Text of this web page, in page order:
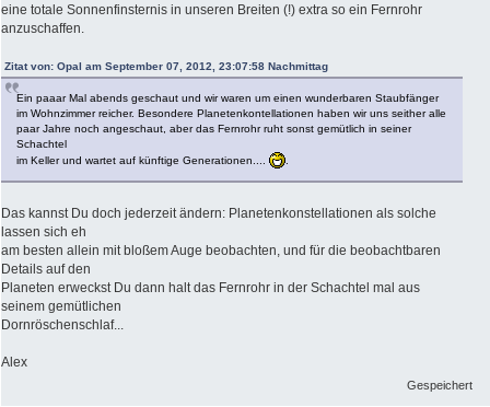
eine totale Sonnenfinsternis in unseren Breiten (!) extra so ein Fernrohr
anzuschaffen.
Zitat von: Opal am September 07, 2012, 23:07:58 Nachmittag
Ein paaar Mal abends geschaut und wir waren um einen wunderbaren Staubfänger
im Wohnzimmer reicher. Besondere Planetenkontellationen haben wir uns seither alle
paar Jahre noch angeschaut, aber das Fernrohr ruht sonst gemütlich in seiner
Schachtel
im Keller und wartet auf künftige Generationen....
.
Das kannst Du doch jederzeit ändern: Planetenkonstellationen als solche
lassen sich eh
am besten allein mit bloßem Auge beobachten, und für die beobachtbaren
Details auf den
Planeten erweckst Du dann halt das Fernrohr in der Schachtel mal aus
seinem gemütlichen
Dornröschenschlaf...
Alex
Gespeichert